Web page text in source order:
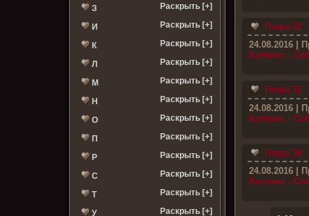
З Раскрыть [+]
И Раскрыть [+]
К Раскрыть [+]
Л Раскрыть [+]
М Раскрыть [+]
Н Раскрыть [+]
О Раскрыть [+]
П Раскрыть [+]
Р Раскрыть [+]
С Раскрыть [+]
Т Раскрыть [+]
У Раскрыть [+]
Глава 32
24.08.2016 |
Хатчинс -
Глава 31
24.08.2016 |
Хатчинс -
Глава 30
24.08.2016 |
Хатчинс -